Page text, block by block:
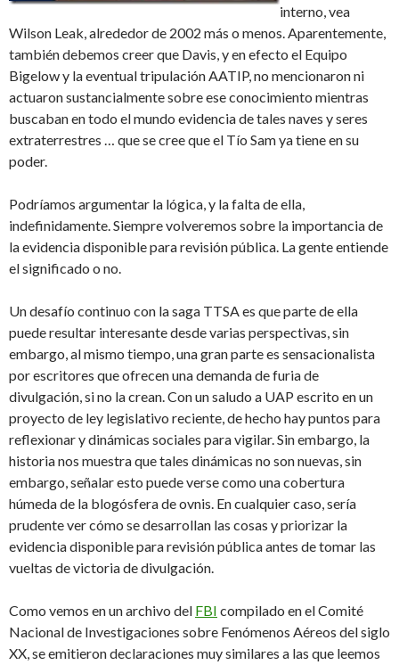
interno, vea
Wilson Leak, alrededor de 2002 más o menos. Aparentemente,
también debemos creer que Davis, y en efecto el Equipo
Bigelow y la eventual tripulación AATIP, no mencionaron ni
actuaron sustancialmente sobre ese conocimiento mientras
buscaban en todo el mundo evidencia de tales naves y seres
extraterrestres … que se cree que el Tío Sam ya tiene en su
poder.
Podríamos argumentar la lógica, y la falta de ella,
indefinidamente. Siempre volveremos sobre la importancia de
la evidencia disponible para revisión pública. La gente entiende
el significado o no.
Un desafío continuo con la saga TTSA es que parte de ella
puede resultar interesante desde varias perspectivas, sin
embargo, al mismo tiempo, una gran parte es sensacionalista
por escritores que ofrecen una demanda de furia de
divulgación, si no la crean. Con un saludo a UAP escrito en un
proyecto de ley legislativo reciente, de hecho hay puntos para
reflexionar y dinámicas sociales para vigilar. Sin embargo, la
historia nos muestra que tales dinámicas no son nuevas, sin
embargo, señalar esto puede verse como una cobertura
húmeda de la blogósfera de ovnis. En cualquier caso, sería
prudente ver cómo se desarrollan las cosas y priorizar la
evidencia disponible para revisión pública antes de tomar las
vueltas de victoria de divulgación.
Como vemos en un archivo del FBI compilado en el Comité
Nacional de Investigaciones sobre Fenómenos Aéreos del siglo
XX, se emitieron declaraciones muy similares a las que leemos